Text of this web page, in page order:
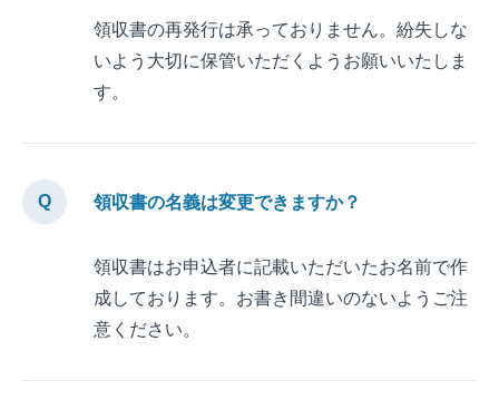
領収書の再発行は承っておりません。紛失しな
いよう大切に保管いただくようお願いいたしま
す。
領収書の名義は変更できますか？
領収書はお申込者に記載いただいたお名前で作
成しております。お書き間違いのないようご注
意ください。